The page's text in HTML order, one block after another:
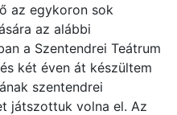
az egykoron sok
az alábbi
a Szentendrei Teátrum
két éven át készültem
szentendrei
játszottuk volna el. Az